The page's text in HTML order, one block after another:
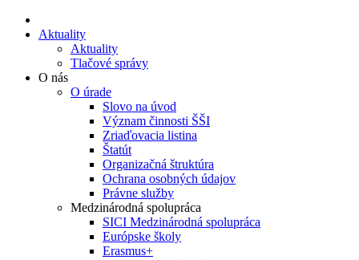
Aktuality
Aktuality
Tlačové správy
O nás
O úrade
Slovo na úvod
Význam činnosti ŠŠI
Zriaďovacia listina
Štatút
Organizačná štruktúra
Ochrana osobných údajov
Právne služby
Medzinárodná spolupráca
SICI Medzinárodná spolupráca
Európske školy
Erasmus+